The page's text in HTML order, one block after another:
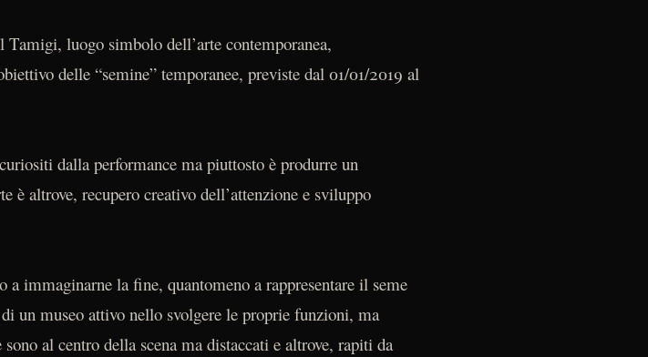
luogo simbolo dell’arte contemporanea,
delle “semine” temporanee, previste dal 01/01/2019 al
dalla performance ma piuttosto è produrre un
è altrove, recupero creativo dell’attenzione e sviluppo
immaginarne la fine, quantomeno a rappresentare il seme
un museo attivo nello svolgere le proprie funzioni, ma
al centro della scena ma distaccati e altrove, rapiti da